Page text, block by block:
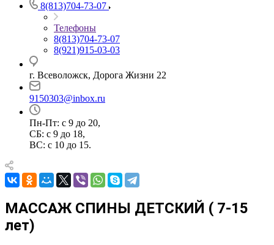
8(813)704-73-07
Телефоны
8(813)704-73-07
8(921)915-03-03
г. Всеволожск, Дорога Жизни 22
9150303@inbox.ru
Пн-Пт: с 9 до 20,
СБ: с 9 до 18,
ВС: с 10 до 15.
МАССАЖ СПИНЫ ДЕТСКИЙ ( 7-15
лет)